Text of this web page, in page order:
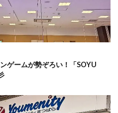
ゲームが勢ぞろい！「SOYU